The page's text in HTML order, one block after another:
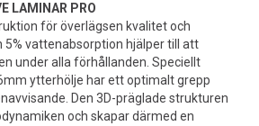
LAMINAR PRO
för överlägsen kvalitet och
5% vattenabsorption hjälper till att
under alla förhållanden. Speciellt
ytterhölje har ett optimalt grepp
Den 3D-präglade strukturen
och skapar därmed en